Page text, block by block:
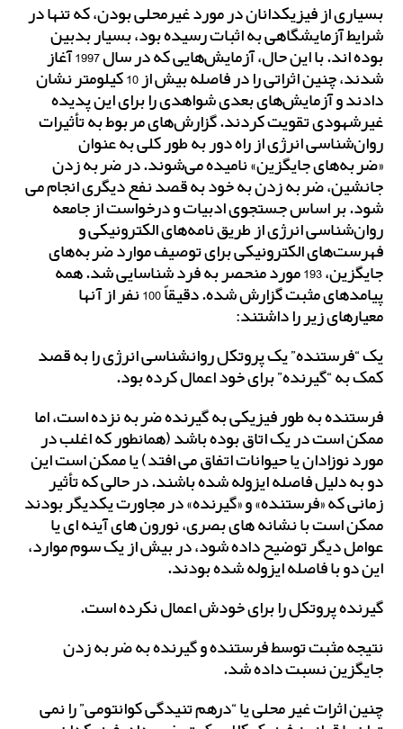
بسیاری از فیزیکدانان در مورد غیرمحلی بودن، که تنها در
شرایط آزمایشگاهی به اثبات رسیده بود، بسیار بدبین
بوده اند. با این حال، آزمایش‌هایی که در سال 1997 آغاز
شدند، چنین اثراتی را در فاصله بیش از 10 کیلومتر نشان
دادند و آزمایش‌های بعدی شواهدی را برای این پدیده
غیرشهودی تقویت کردند. گزارش‌های مربوط به تأثیرات
روان‌شناسی انرژی از راه دور به طور کلی به عنوان
«ضربه‌های جایگزین» نامیده می‌شوند. در ضربه زدن
جانشین، ضربه زدن به خود به قصد نفع دیگری انجام می
شود. بر اساس جستجوی ادبیات و درخواست از جامعه
روان‌شناسی انرژی از طریق نامه‌های الکترونیکی و
فهرست‌های الکترونیکی برای توصیف موارد ضربه‌های
جایگزین، 193 مورد منحصر به فرد شناسایی شد. همه
پیامدهای مثبت گزارش شده. دقیقاً 100 نفر از آنها
معیارهای زیر را داشتند:
یک “فرستنده” یک پروتکل روانشناسی انرژی را به قصد
کمک به “گیرنده” برای خود اعمال کرده بود.
فرستنده به طور فیزیکی به گیرنده ضربه نزده است، اما
ممکن است در یک اتاق بوده باشد (همانطور که اغلب در
مورد نوزادان یا حیوانات اتفاق می افتد) یا ممکن است این
دو به دلیل فاصله ایزوله شده باشند. در حالی که تأثیر
زمانی که «فرستنده» و «گیرنده» در مجاورت یکدیگر بودند
ممکن است با نشانه های بصری، نورون های آینه ای یا
عوامل دیگر توضیح داده شود، در بیش از یک سوم موارد،
این دو با فاصله ایزوله شده بودند.
گیرنده پروتکل را برای خودش اعمال نکرده است.
نتیجه مثبت توسط فرستنده و گیرنده به ضربه زدن
جایگزین نسبت داده شد.
چنین اثرات غیر محلی یا “درهم تنیدگی کوانتومی” را نمی